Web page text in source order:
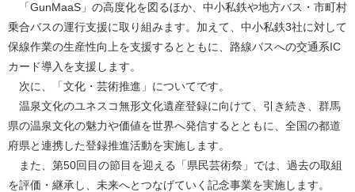
「GunMaaS」の高度化を図るほか、中小私鉄や地方バス・市町村
乗合バスの運行支援に取り組みます。加えて、中小私鉄3社に対して
保線作業の生産性向上を支援するとともに、路線バスへの交通系IC
カード導入を支援します。
次に、「文化・芸術推進」についてです。
温泉文化のユネスコ無形文化遺産登録に向けて、引き続き、群馬
県の温泉文化の魅力や価値を世界へ発信するとともに、全国の都道
府県と連携した登録推進活動を実施します。
また、第50回目の節目を迎える「県民芸術祭」では、過去の取組
を評価・継承し、未来へとつなげていく記念事業を実施します。